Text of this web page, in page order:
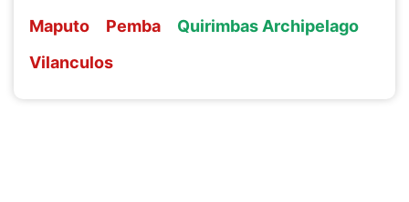
Maputo
Pemba
Quirimbas Archipelago
Vilanculos